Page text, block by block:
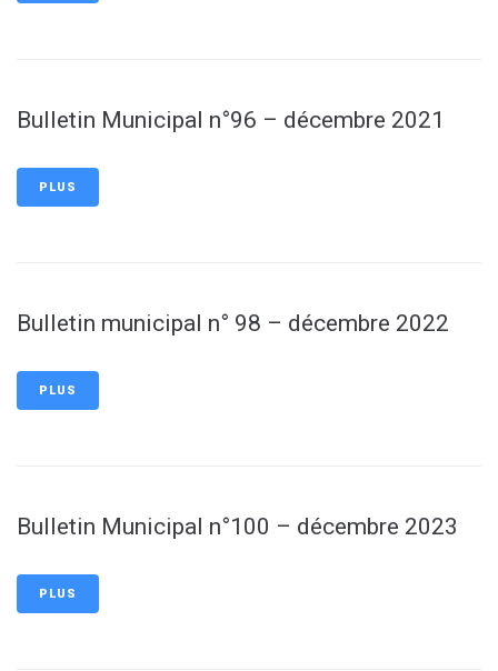
Bulletin Municipal n°96 – décembre 2021
PLUS
Bulletin municipal n° 98 – décembre 2022
PLUS
Bulletin Municipal n°100 – décembre 2023
PLUS